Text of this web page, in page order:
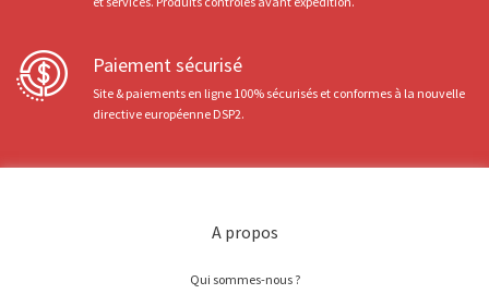
Paiement sécurisé
Site & paiements en ligne 100% sécurisés et conformes à la nouvelle
directive européenne DSP2.
A propos
Qui sommes-nous ?